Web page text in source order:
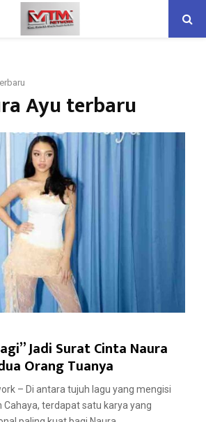
Ayu terbaru
Jadi Surat Cinta Naura
Orang Tuanya
– Di antara tujuh lagu yang mengisi
Cahaya, terdapat satu karya yang